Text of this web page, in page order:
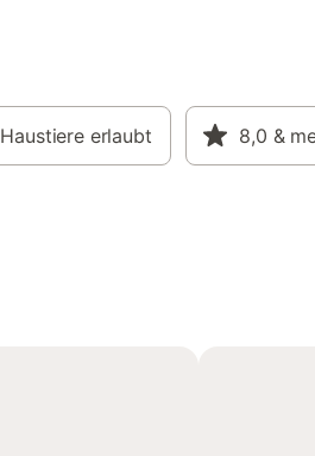
Haustiere erlaubt 8,0 &